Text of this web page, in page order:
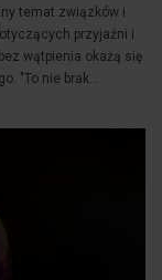
temat związków i
przyjaźni i
wątpienia okażą się
"To nie brak...